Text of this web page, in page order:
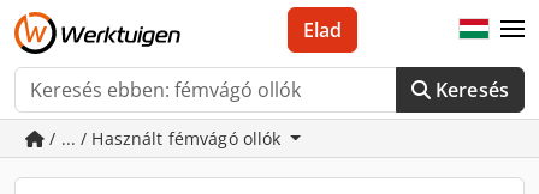
Keresés
Elad
/ ... / Használt fémvágó ollók